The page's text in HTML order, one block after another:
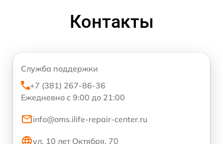
Контакты
Служба поддержки
+7 (381) 267-86-36
Ежедневно с 9:00 до 21:00
info@oms.ilife-repair-center.ru
ул. 10 лет Октября, 70